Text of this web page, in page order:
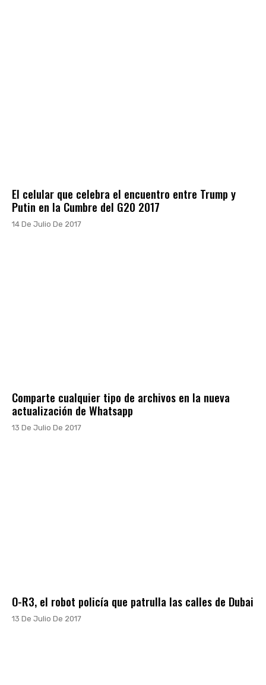
El celular que celebra el encuentro entre Trump y
Putin en la Cumbre del G20 2017
14 De Julio De 2017
Comparte cualquier tipo de archivos en la nueva
actualización de Whatsapp
13 De Julio De 2017
O-R3, el robot policía que patrulla las calles de Dubai
13 De Julio De 2017